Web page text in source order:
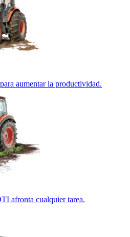
aumentar la productividad.
afronta cualquier tarea.